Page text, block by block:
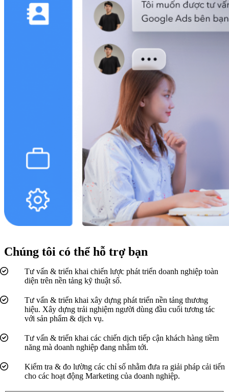
Chúng tôi có thể hỗ trợ bạn
Tư vấn & triển khai chiến lược phát triển doanh nghiệp toàn
diện trên nền tảng kỹ thuật số.
Tư vấn & triển khai xây dựng phát triển nền tảng thương
hiệu. Xây dựng trải nghiệm người dùng đầu cuối tương tác
với sản phẩm & dịch vụ.
Tư vấn & triển khai các chiến dịch tiếp cận khách hàng tiềm
năng mà doanh nghiệp đang nhắm tới.
Kiểm tra & đo lường các chỉ số nhằm đưa ra giải pháp cải tiến
cho các hoạt động Marketing của doanh nghiệp.